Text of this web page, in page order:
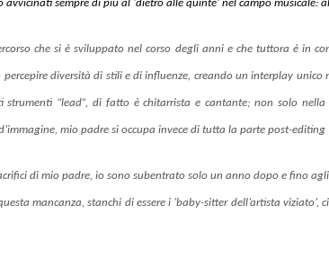
sempre di più al ‘dietro alle quinte’ nel campo musicale:
che si è sviluppato nel corso degli anni e che tuttora è in
diversità di stili e di influenze, creando un interplay
strumenti “lead”, di fatto è chitarrista e cantante; non solo
mio padre si occupa invece di tutta la parte post-
di mio padre, io sono subentrato solo un anno dopo e fino
mancanza, stanchi di essere i ‘baby-sitter dell’artista